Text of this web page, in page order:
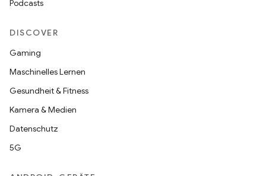
Podcasts
DISCOVER
Gaming
Maschinelles Lernen
Gesundheit & Fitness
Kamera & Medien
Datenschutz
5G